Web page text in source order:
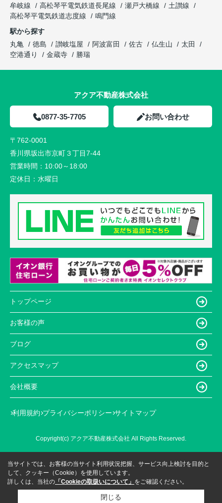
牟岐線
高松琴平電気鉄道長尾線 瀬戸大橋線
土讃線
高松琴平電気鉄道志度線
鳴門線
駅から探す
丸亀
徳島 讃岐塩屋 阿波富田 佐古 仏生山
太田
空港通り
金蔵寺 勝瑞
アクア不動産株式会社
0877-35-7705 お問い合わせ
〒762-0001
香川県坂出市京町３丁目7-44
営業時間： 10:00～18:00
定休日： 水曜日
トップページ
お客様の声
ブログ
アクセスマップ
会社概要
利用規約 プライバシーポリシー サイトマップ
Copyright(c) アクア不動産株式会社 All Rights Reserved.
当サイトでは、お客様の当サイト利用状況把握、サービス向上検討を目的と
して、クッキー（Cookie）を使用しています。
詳しくは、当社の 「Cookieの取扱いについて」 をご確認ください。
閉じる